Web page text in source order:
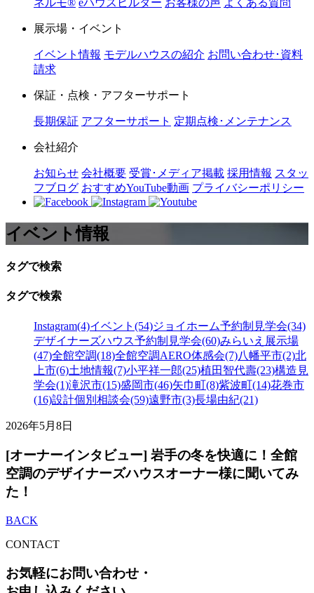
ネルモ®︎ eハウスビルダー お客様の声 よくある質問
展示場・イベント
イベント情報 モデルハウスの紹介 お問い合わせ･資料
請求
保証・点検・アフターサポート
長期保証 アフターサポート 定期点検･メンテナンス
会社紹介
お知らせ 会社概要 受賞･メディア掲載 採用情報 スタッ
フブログ おすすめYouTube動画 プライバシーポリシー
イベント情報
タグで検索
タグで検索
Instagram(4)イベント(54)ジョイホーム予約制見学会(34)
デザイナーズハウス予約制見学会(60)みらいえ展示場
(47)全館空調(18)全館空調AERO体感会(7)八幡平市(2)北
上市(6)土地情報(7)小平祥一郎(25)植田智代壽(23)構造見
学会(1)滝沢市(15)盛岡市(46)矢巾町(8)紫波町(14)花巻市
(16)設計個別相談会(59)遠野市(3)長場由紀(21)
2026年5月8日
[オーナーインタビュー] 岩手の冬を快適に！全館
空調のデザイナーズハウスオーナー様に聞いてみ
た！
BACK
CONTACT
お気軽にお問い合わせ・